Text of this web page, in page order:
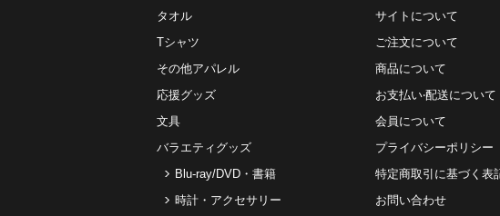
タオル
Tシャツ
その他アパレル
応援グッズ
文具
バラエティグッズ
Blu-ray/DVD・書籍
時計・アクセサリー
サイトについて
ご注⽂について
商品について
お⽀払い‧配送について
会員について
プライバシーポリシー
特定商取引に基づく表
お問い合わせ